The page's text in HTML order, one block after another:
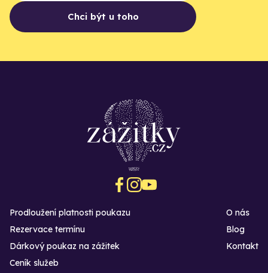
Chci být u toho
Prodloužení platnosti poukazu
Rezervace termínu
Dárkový poukaz na zážitek
O nás
Blog
Kontakt
Ceník služeb